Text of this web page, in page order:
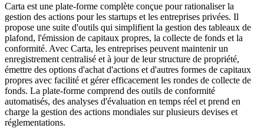
Carta est une plate-forme complète conçue pour rationaliser la
gestion des actions pour les startups et les entreprises privées. Il
propose une suite d'outils qui simplifient la gestion des tableaux de
plafond, l'émission de capitaux propres, la collecte de fonds et la
conformité. Avec Carta, les entreprises peuvent maintenir un
enregistrement centralisé et à jour de leur structure de propriété,
émettre des options d'achat d'actions et d'autres formes de capitaux
propres avec facilité et gérer efficacement les rondes de collecte de
fonds. La plate-forme comprend des outils de conformité
automatisés, des analyses d'évaluation en temps réel et prend en
charge la gestion des actions mondiales sur plusieurs devises et
réglementations.